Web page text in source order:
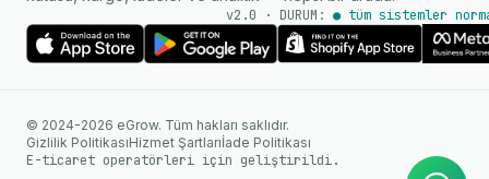
v2.0 · DURUM: ● tüm sistemler
© 2024-2026 eGrow. Tüm hakları saklıdır.
Gizlilik PolitikasıHizmet Şartlarıİade Politikası
E-ticaret operatörleri için geliştirildi.
yanıtlar